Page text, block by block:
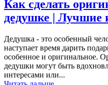
Как сделать
дедушке | Лучшие
Дедушка - это особенный
наступает время дарить
особенное и оригинальное.
дедушки могут быть
интересами или...